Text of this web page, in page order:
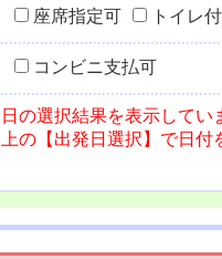
座席指定可 トイレ
コンビニ支払可
の選択結果を表示してい
の【出発日選択】で日